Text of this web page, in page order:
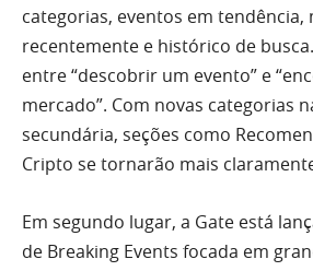
categorias, eventos em tendência,
recentemente e histórico de
entre “descobrir um evento” e
mercado”. Com novas categorias
secundária, seções como
Cripto se tornarão mais
Em segundo lugar, a Gate está
de Breaking Events focada em